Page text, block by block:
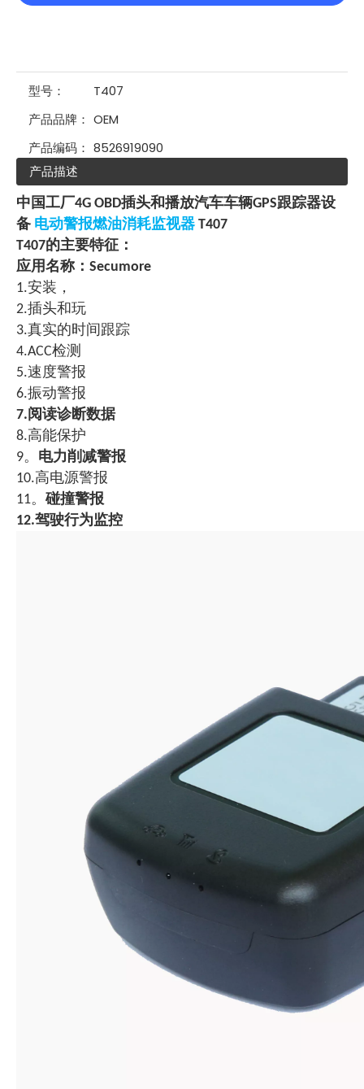
型号：
T407
产品品牌： OEM
产品编码： 8526919090
产品描述
中国工厂4G OBD插头和播放汽车车辆GPS跟踪器设
备 电动警报燃油消耗监视器 T407
T407的主要特征：
应用名称：Secumore
1.安装，
2.插头和玩
3.真实的时间跟踪
4.ACC检测
5.速度警报
6.振动警报
7.阅读诊断数据
8.高能保护
9。 电力削减警报
10.高电源警报
11。 碰撞警报
12.驾驶行为监控